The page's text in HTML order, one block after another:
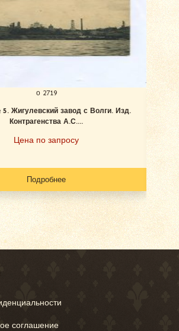
о 2719
Жигулевский завод с Волги. Изд.
Контрагенства А.С....
Цена по запросу
Подробнее
соглашение